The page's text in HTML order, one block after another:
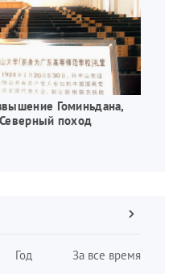
Гоминьдана,
поход
Год За все время
Следующая